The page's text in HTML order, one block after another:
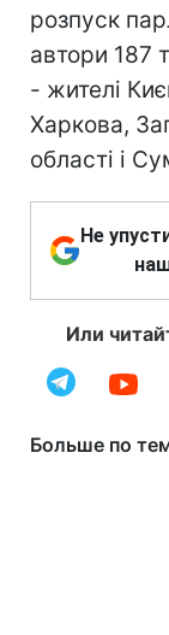
розпуск
автори 187
- жителі
Харкова,
області і
Не
Или
Больше по